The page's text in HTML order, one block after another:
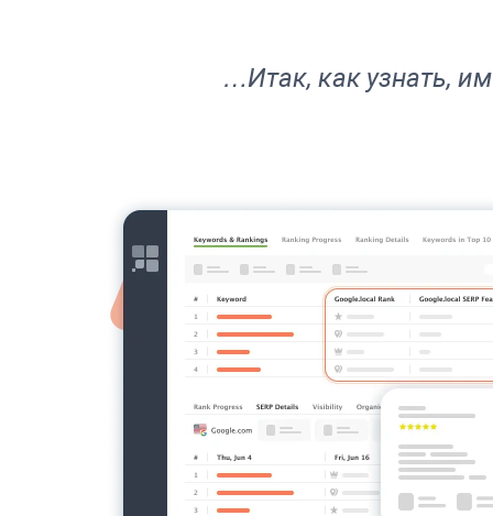
…Итак, как узнать,